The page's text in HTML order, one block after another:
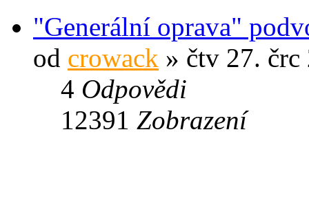
"Generální oprava"
od crowack » čtv 27. črc
4 Odpovědi
12391 Zobrazení